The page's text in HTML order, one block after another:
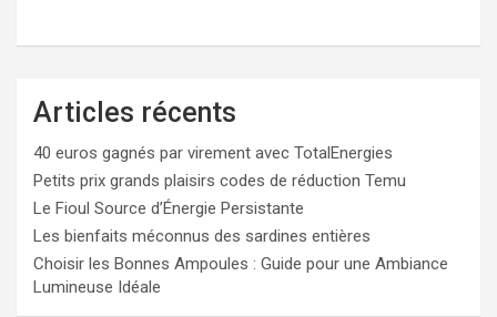
Articles récents
40 euros gagnés par virement avec TotalEnergies
Petits prix grands plaisirs codes de réduction Temu
Le Fioul Source d’Énergie Persistante
Les bienfaits méconnus des sardines entières
Choisir les Bonnes Ampoules : Guide pour une Ambiance
Lumineuse Idéale